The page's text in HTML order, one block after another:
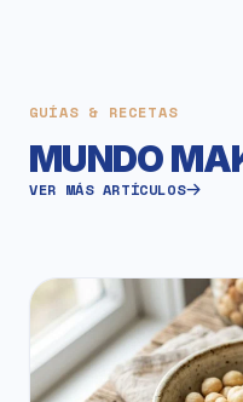
GUÍAS & RECETAS
MUNDO
VER MÁS ARTÍCULOS